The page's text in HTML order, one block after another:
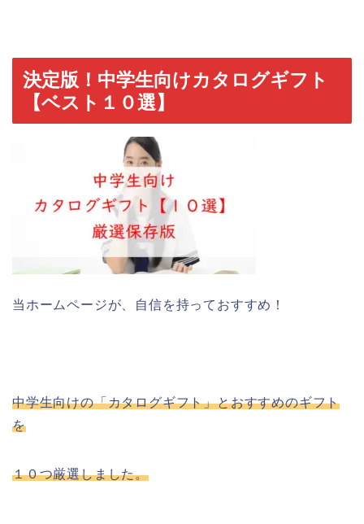
決定版！中学生向けカタログギフト
【ベスト１０選】
当ホームページが、自信を持っておすすめ！
中学生向けの「カタログギフト」とおすすめのギフト
を
１０つ厳選しました。